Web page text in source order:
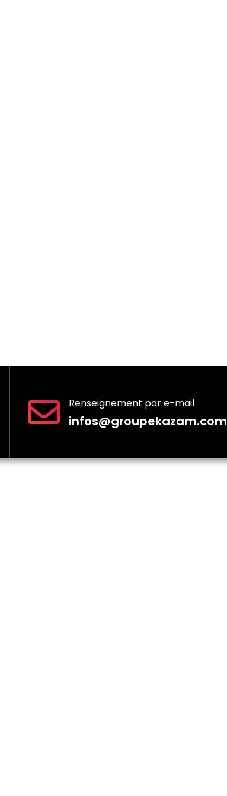
Renseignement par e-mail
infos@groupekazam.com